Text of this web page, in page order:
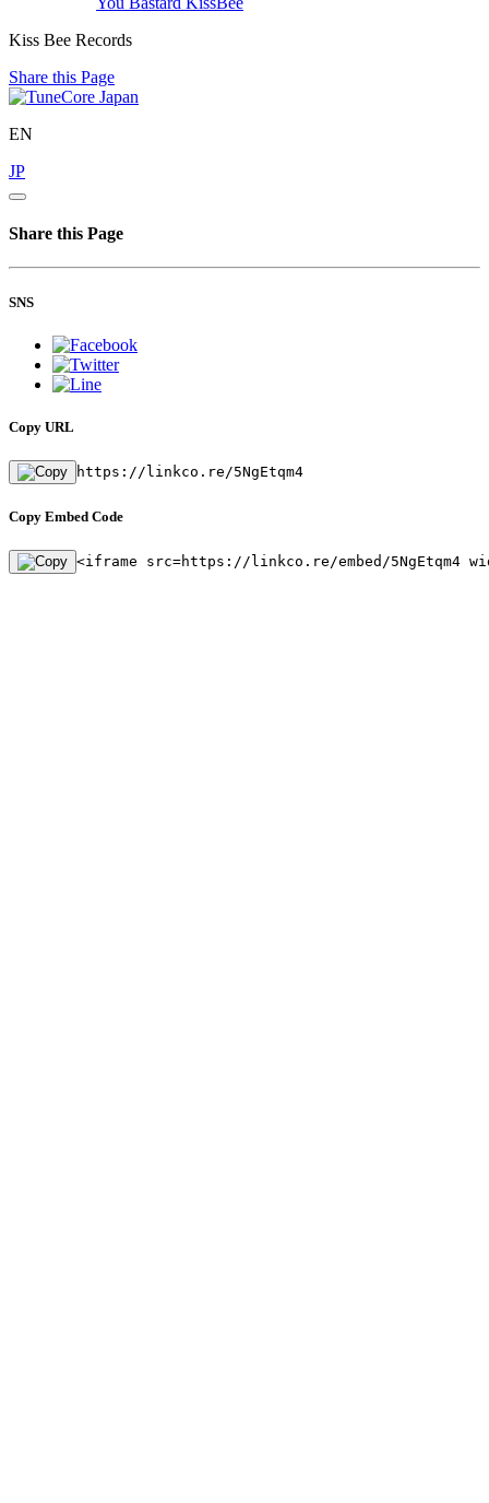
Kiss Bee Records
Share this Page
EN
JP
Share this Page
SNS
Copy URL
https://linkco.re/5NgEtqm4
Copy Embed Code
<iframe src=https://linkco.re/embed/5NgEtqm4